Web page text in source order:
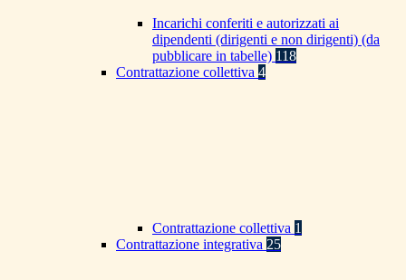
Incarichi conferiti e autorizzati ai
dipendenti (dirigenti e non dirigenti) (da
pubblicare in tabelle) 118
Contrattazione collettiva 4
Contrattazione collettiva 1
Contrattazione integrativa 25